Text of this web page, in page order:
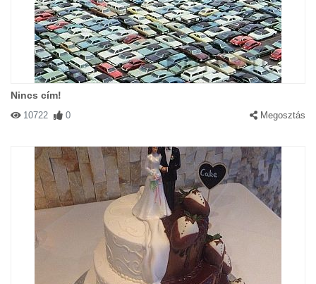
Nincs cím!
10722 0 Megosztás